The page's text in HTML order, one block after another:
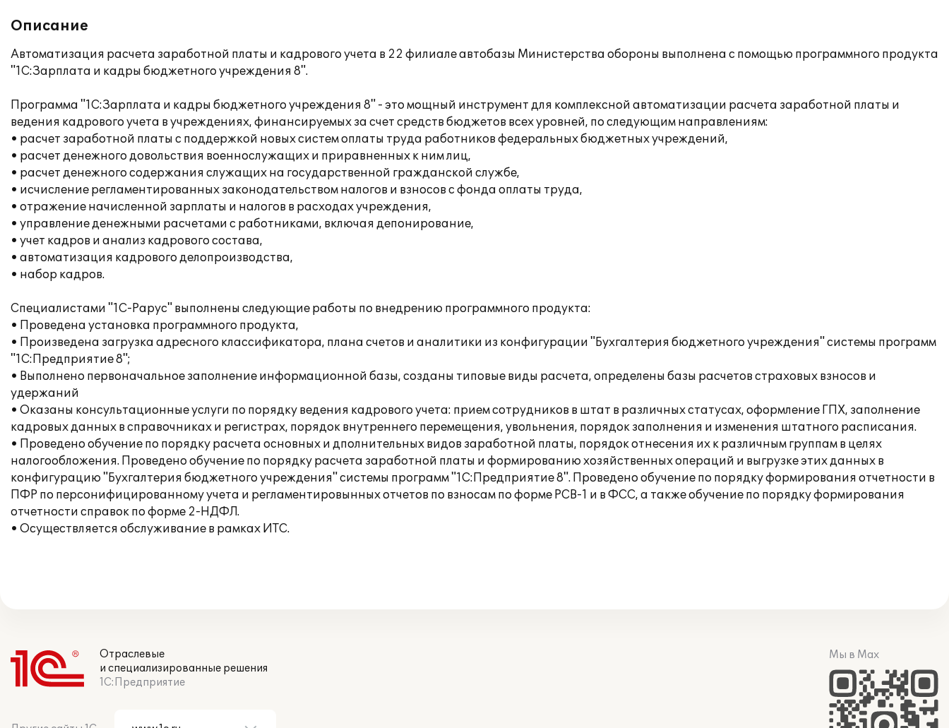
Описание
Автоматизация расчета заработной платы и кадрового учета в 22 филиале автобазы Министерства обороны выполнена с помощью программного продукта
"1С:Зарплата и кадры бюджетного учреждения 8".
Программа "1С:Зарплата и кадры бюджетного учреждения 8" - это мощный инструмент для комплексной автоматизации расчета заработной платы и
ведения кадрового учета в учреждениях, финансируемых за счет средств бюджетов всех уровней, по следующим направлениям:
• расчет заработной платы с поддержкой новых систем оплаты труда работников федеральных бюджетных учреждений,
• расчет денежного довольствия военнослужащих и приравненных к ним лиц,
• расчет денежного содержания служащих на государственной гражданской службе,
• исчисление регламентированных законодательством налогов и взносов с фонда оплаты труда,
• отражение начисленной зарплаты и налогов в расходах учреждения,
• управление денежными расчетами с работниками, включая депонирование,
• учет кадров и анализ кадрового состава,
• автоматизация кадрового делопроизводства,
• набор кадров.
Специалистами "1С-Рарус" выполнены следующие работы по внедрению программного продукта:
• Проведена установка программного продукта,
• Произведена загрузка адресного классификатора, плана счетов и аналитики из конфигурации "Бухгалтерия бюджетного учреждения" системы программ
"1С:Предприятие 8";
• Выполнено первоначальное заполнение информационной базы, созданы типовые виды расчета, определены базы расчетов страховых взносов и
удержаний
• Оказаны консультационные услуги по порядку ведения кадрового учета: прием сотрудников в штат в различных статусах, оформление ГПХ, заполнение
кадровых данных в справочниках и регистрах, порядок внутреннего перемещения, увольнения, порядок заполнения и изменения штатного расписания.
• Проведено обучение по порядку расчета основных и дполнительных видов заработной платы, порядок отнесения их к различным группам в целях
налогообложения. Проведено обучение по порядку расчета заработной платы и формированию хозяйственных операций и выгрузке этих данных в
конфигурацию "Бухгалтерия бюджетного учреждения" системы программ "1С:Предприятие 8". Проведено обучение по порядку формирования отчетности в
ПФР по персонифицированному учета и регламентировынных отчетов по взносам по форме РСВ-1 и в ФСС, а также обучение по порядку формирования
отчетности справок по форме 2-НДФЛ.
• Осуществляется обслуживание в рамках ИТС.
Отраслевые
и специализированные решения
1С:Предприятие
Мы в Max